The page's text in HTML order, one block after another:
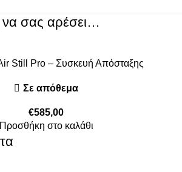
σας αρέσει…
Still Pro – Συσκευή Απόσταξης
Σε απόθεμα
€585,00
Προσθήκη στο καλάθι